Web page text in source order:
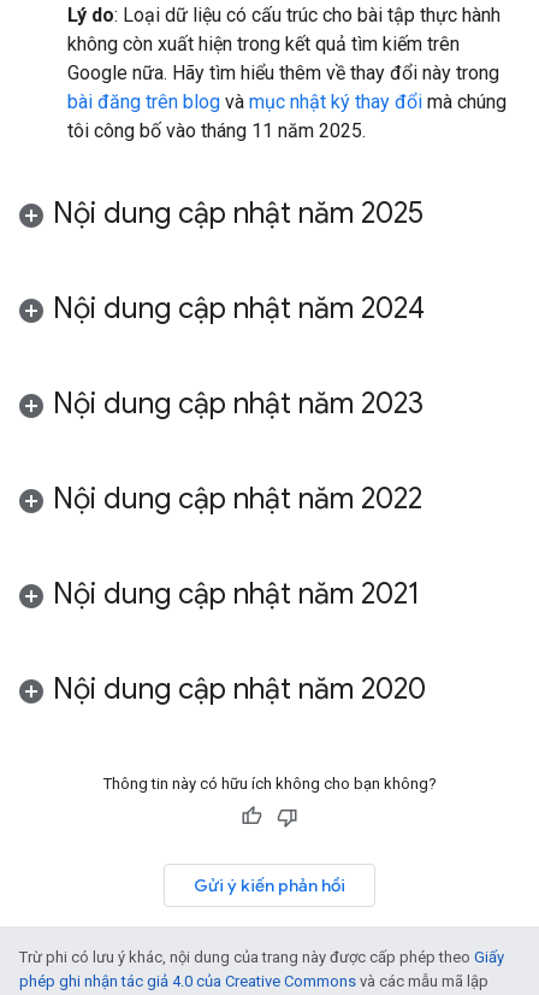
Lý do: Loại dữ liệu có cấu trúc cho bài tập thực hành
không còn xuất hiện trong kết quả tìm kiếm trên
Google nữa. Hãy tìm hiểu thêm về thay đổi này trong
bài đăng trên blog và mục nhật ký thay đổi mà chúng
tôi công bố vào tháng 11 năm 2025.
Nội dung cập nhật năm 2025
Nội dung cập nhật năm 2024
Nội dung cập nhật năm 2023
Nội dung cập nhật năm 2022
Nội dung cập nhật năm 2021
Nội dung cập nhật năm 2020
Thông tin này có hữu ích không cho bạn không?
Gửi ý kiến phản hồi
Trừ phi có lưu ý khác, nội dung của trang này được cấp phép theo Giấy
phép ghi nhận tác giả 4.0 của Creative Commons và các mẫu mã lập